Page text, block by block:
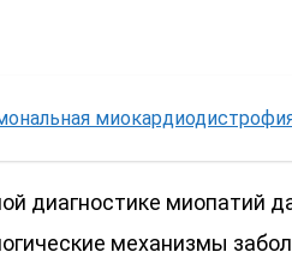
диагностике миопатий
механизмы